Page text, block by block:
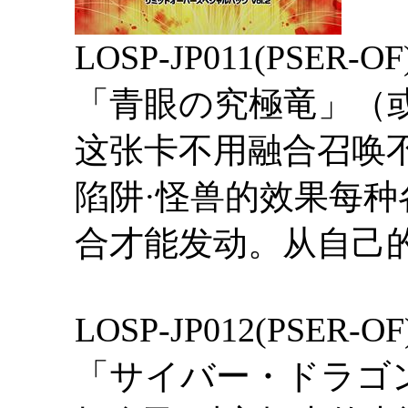
LOSP-JP011(PSER-
「青眼の究極竜」
这张卡不用融合召唤
陷阱·怪兽的效果每
合才能发动。从自己
LOSP-JP012(PSER-
「サイバー・ドラ